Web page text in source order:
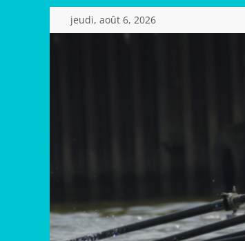
Passer
au
jeudi, août 6, 2026